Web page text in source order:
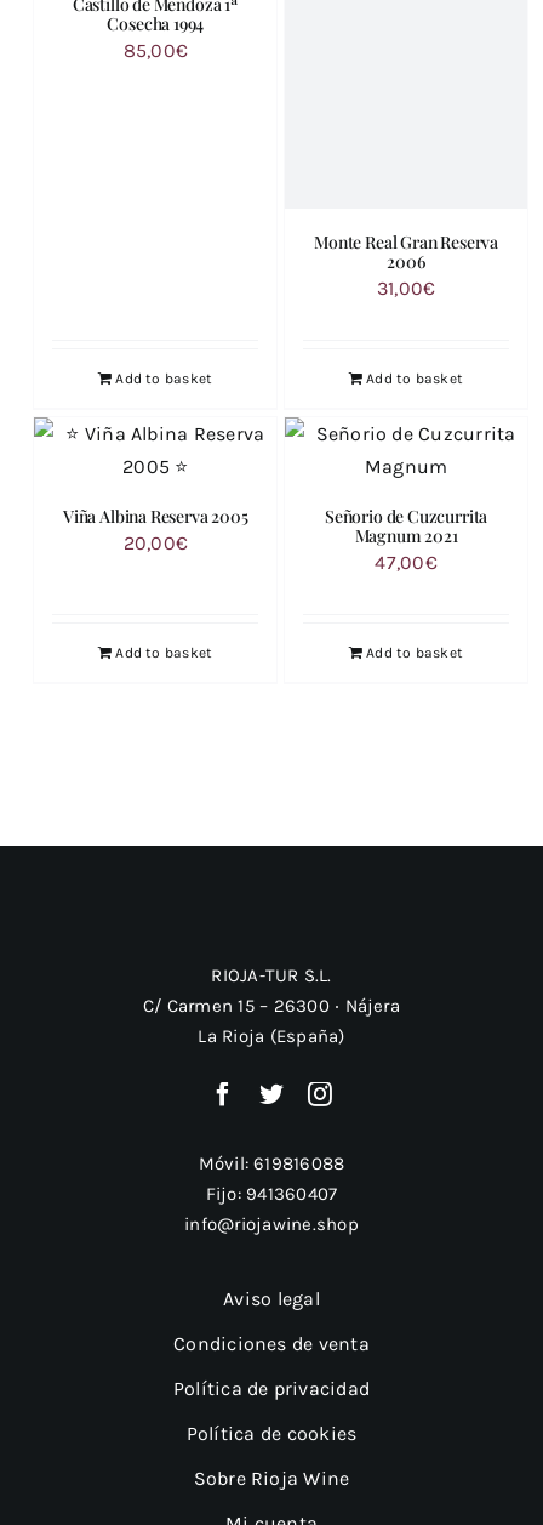
Castillo de Mendoza 1ª
Cosecha 1994
85,00€
Add to basket
Monte Real Gran Reserva
2006
31,00€
Add to basket
Viña Albina Reserva 2005
20,00€
Add to basket
Señorio de Cuzcurrita
Magnum 2021
47,00€
Add to basket
RIOJA-TUR S.L.
C/ Carmen 15 – 26300 ‧ Nájera
La Rioja (España)
Móvil:619816088
Fijo: 941360407
info@riojawine.shop
Aviso legal
Condiciones de venta
Política de privacidad
Política de cookies
Sobre Rioja Wine